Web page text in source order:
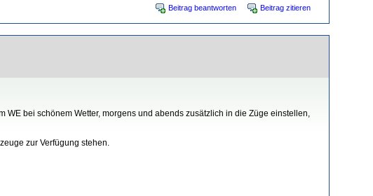
Beitrag beantworten Beitrag zitieren
bei schönem Wetter, morgens und abends zusätzlich in die Züge einstellen,
zur Verfügung stehen.